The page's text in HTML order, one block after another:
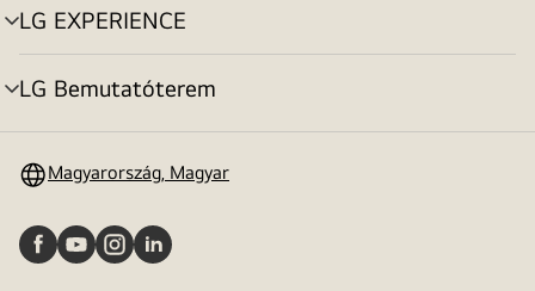
LG EXPERIENCE
menu
toggle
LG Bemutatóterem
menu
Magyarország, Magyar